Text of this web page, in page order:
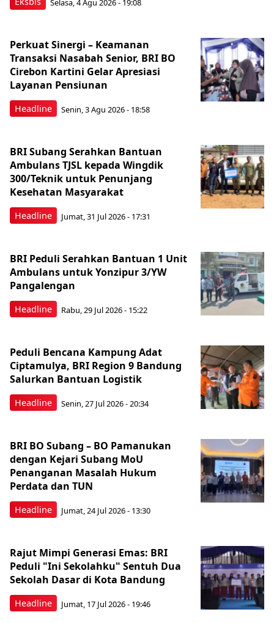
Selasa, 4 Agu 2026 - 19:08
Headline
Perkuat Sinergi – Keamanan
Transaksi Nasabah Senior, BRI BO
Cirebon Kartini Gelar Apresiasi
Layanan Pensiunan
Senin, 3 Agu 2026 - 18:58
Headline
BRI Subang Serahkan Bantuan
Ambulans TJSL kepada Wingdik
300/Teknik untuk Penunjang
Kesehatan Masyarakat ​
Jumat, 31 Jul 2026 - 17:31
Headline
BRI Peduli Serahkan Bantuan 1 Unit
Ambulans untuk Yonzipur 3/YW
Pangalengan
Rabu, 29 Jul 2026 - 15:22
Headline
Peduli Bencana Kampung Adat
Ciptamulya, BRI Region 9 Bandung
Salurkan Bantuan Logistik
Senin, 27 Jul 2026 - 20:34
Headline
BRI BO Subang – BO Pamanukan
dengan Kejari Subang MoU
Penanganan Masalah Hukum
Perdata dan TUN
Jumat, 24 Jul 2026 - 13:30
Headline
Rajut Mimpi Generasi Emas: BRI
Peduli "Ini Sekolahku" Sentuh Dua
Sekolah Dasar di Kota Bandung
Jumat, 17 Jul 2026 - 19:46